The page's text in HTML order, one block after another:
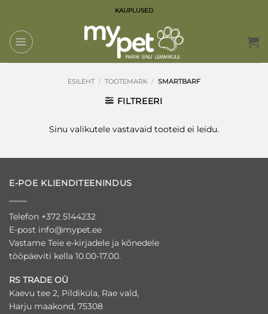
content
KAUPLUSED
ESILEHT / TOOTEMARK / SMARTBARF
FILTREERI
Sinu valikutele vastavaid tooteid ei leidu.
E-POE KLIENDITEENINDUS
Telefon +372 5144232
E-post info@mypet.ee
Vastame Teie e-kirjadele ja kõnedele
tööpäeviti kella 10.00-17.00.
RS TRADE OÜ
Kaevu tee 2, Pildiküla, Rae vald,
Harju maakond, 75308